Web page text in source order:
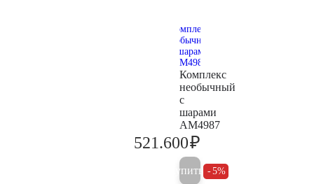
Комплекс
необычный
с
шарами
AM4987
521.600₽
Купить 5%